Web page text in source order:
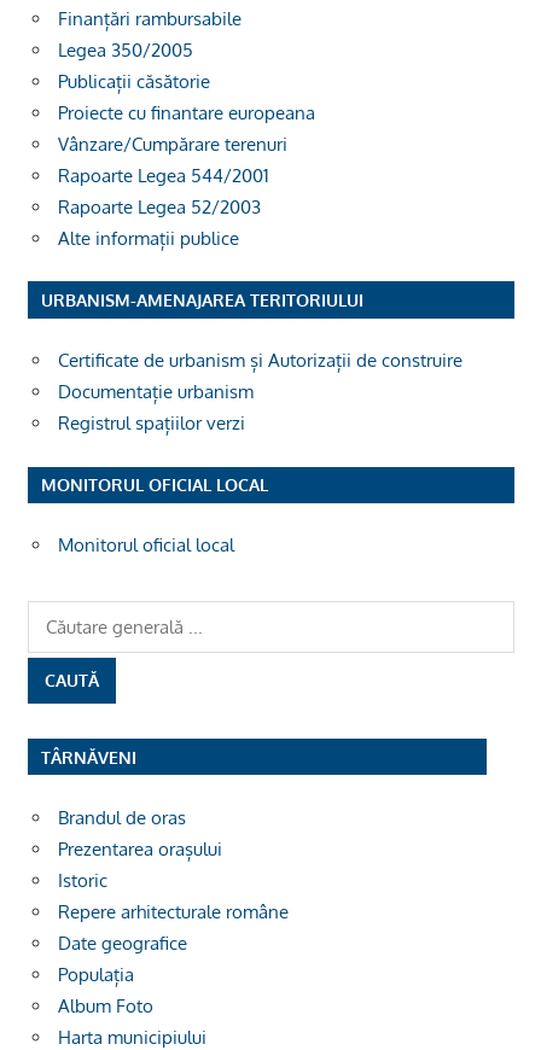
Finanțări rambursabile
Legea 350/2005
Publicații căsătorie
Proiecte cu finantare europeana
Vânzare/Cumpărare terenuri
Rapoarte Legea 544/2001
Rapoarte Legea 52/2003
Alte informații publice
URBANISM-AMENAJAREA TERITORIULUI
Certificate de urbanism și Autorizații de construire
Documentație urbanism
Registrul spațiilor verzi
MONITORUL OFICIAL LOCAL
Monitorul oficial local
TÂRNĂVENI
Brandul de oras
Prezentarea orașului
Istoric
Repere arhitecturale române
Date geografice
Populația
Album Foto
Harta municipiului